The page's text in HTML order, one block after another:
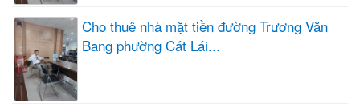
Cho thuê nhà mặt tiền đường Trương Văn
Bang phường Cát Lái...